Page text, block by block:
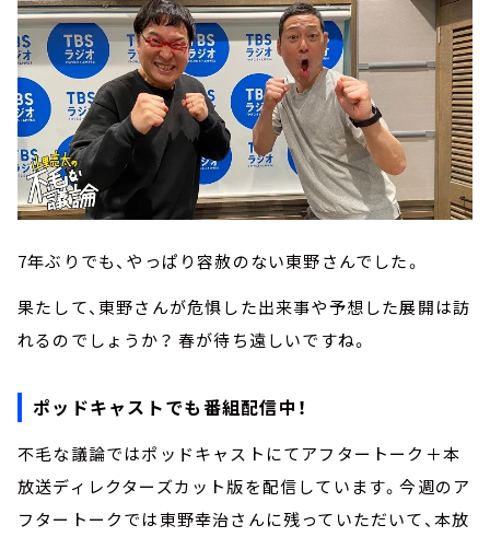
7年ぶりでも、やっぱり容赦のない東野さんでした。
果たして、東野さんが危惧した出来事や予想した展開は訪
れるのでしょうか？ 春が待ち遠しいですね。
ポッドキャストでも番組配信中！
不毛な議論ではポッドキャストにてアフタートーク＋本
放送ディレクターズカット版を配信しています。今週のア
フタートークでは東野幸治さんに残っていただいて、本放